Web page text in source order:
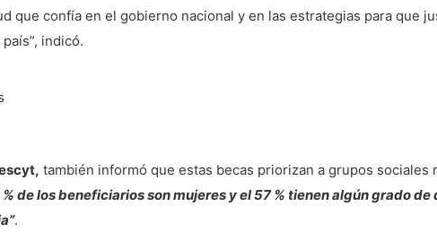
que confía en el gobierno nacional y en las estrategias para que
indicó.
también informó que estas becas priorizan a grupos
% de los beneficiarios son mujeres y el 57 % tienen algún grado
.